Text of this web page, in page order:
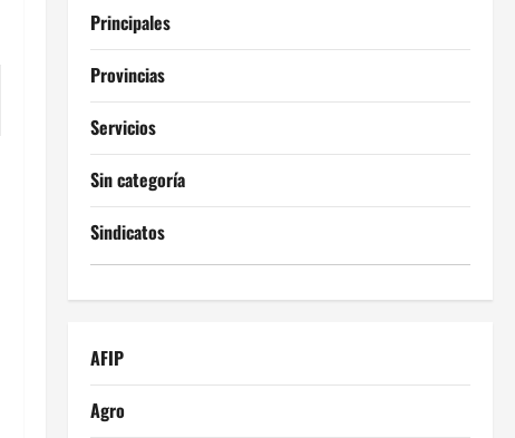
Principales
Provincias
Servicios
Sin categoría
Sindicatos
AFIP
Agro